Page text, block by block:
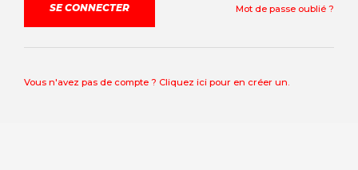
Mot de passe oublié ?
Vous n'avez pas de compte ? Cliquez ici pour en créer un.